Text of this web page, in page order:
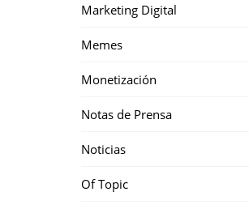
Marketing Digital
Memes
Monetización
Notas de Prensa
Noticias
Of Topic